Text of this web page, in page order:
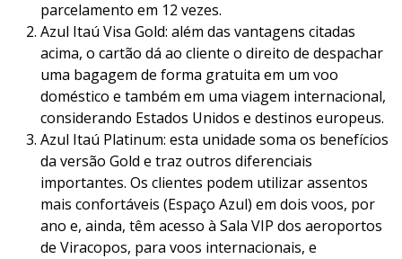
parcelamento em 12 vezes.
Azul Itaú Visa Gold: além das vantagens citadas
acima, o cartão dá ao cliente o direito de despachar
uma bagagem de forma gratuita em um voo
doméstico e também em uma viagem internacional,
considerando Estados Unidos e destinos europeus.
Azul Itaú Platinum: esta unidade soma os benefícios
da versão Gold e traz outros diferenciais
importantes. Os clientes podem utilizar assentos
mais confortáveis (Espaço Azul) em dois voos, por
ano e, ainda, têm acesso à Sala VIP dos aeroportos
de Viracopos, para voos internacionais, e